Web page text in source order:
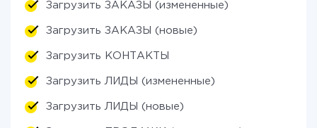
Загрузить ЗАКАЗЫ (измененные)
Загрузить ЗАКАЗЫ (новые)
Загрузить КОНТАКТЫ
Загрузить ЛИДЫ (измененные)
Загрузить ЛИДЫ (новые)